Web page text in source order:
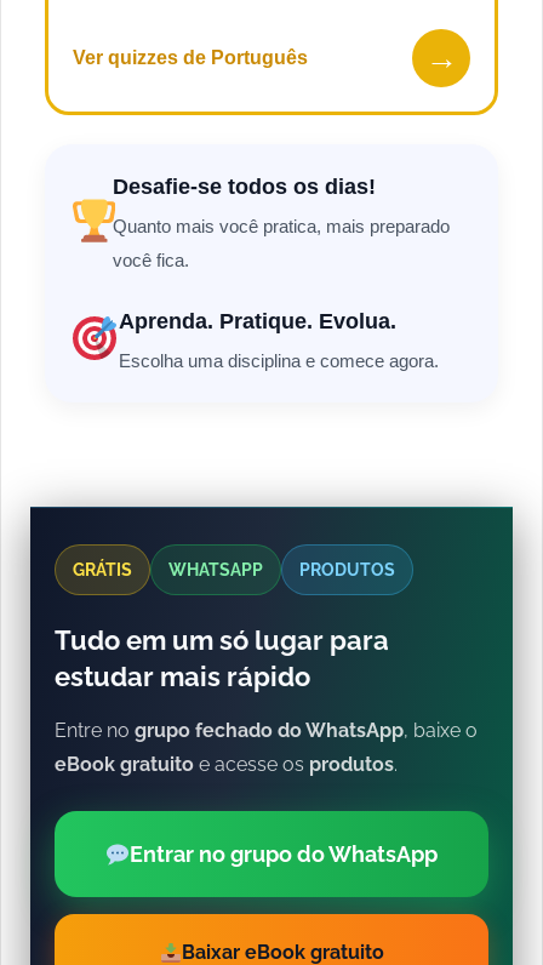
Ver quizzes de Português →
Desafie-se todos os dias!
Quanto mais você pratica, mais preparado
você fica.
Aprenda. Pratique. Evolua.
Escolha uma disciplina e comece agora.
GRÁTIS WHATSAPP PRODUTOS
Tudo em um só lugar para
estudar mais rápido
Entre no grupo fechado do WhatsApp, baixe o
eBook gratuito e acesse os produtos.
Entrar no grupo do WhatsApp
Baixar eBook gratuito